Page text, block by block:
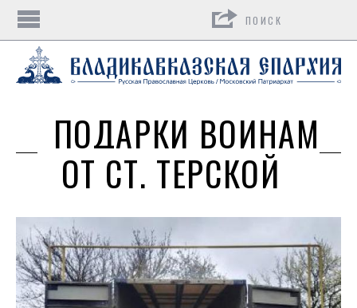
ПОДАРКИ ВОИНАМ
ОТ СТ. ТЕРСКОЙ